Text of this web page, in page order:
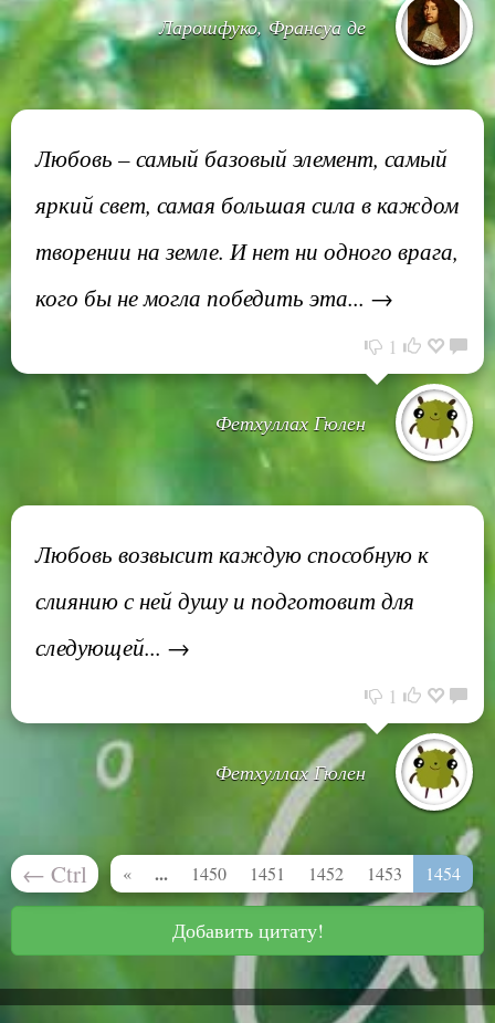
Ларошфуко, Франсуа де
Любовь – самый базовый элемент, самый
яркий свет, самая большая сила в каждом
творении на земле. И нет ни одного врага,
кого бы не могла победить эта... →
1
Фетхуллах Гюлен
Любовь возвысит каждую способную к
слиянию с ней душу и подготовит для
следующей... →
1
Фетхуллах Гюлен
← Ctrl « ... 1450 1451 1452 1453 1454
Добавить цитату!